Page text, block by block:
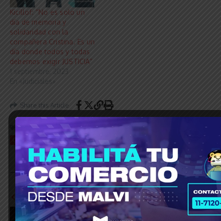
Kicillof: “No es solo un
día de memoria y
solidaridad con la
compañera Cristina. Es un
día donde todos y todas
debemos exigir JUSTICIA”
1 septiembre, 2023
En «Judiciales»
Share this Article
Etiquetado: © Grupo Agencia del Plata CFK
Cristina cumple
Kirchner Partido Justicialista
Previous Article
La